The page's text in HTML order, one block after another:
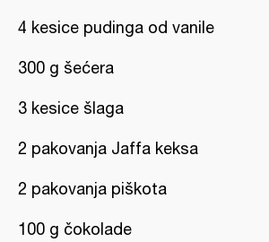
4 kesice pudinga od vanile
300 g šećera
3 kesice šlaga
2 pakovanja Jaffa keksa
2 pakovanja piškota
100 g čokolade